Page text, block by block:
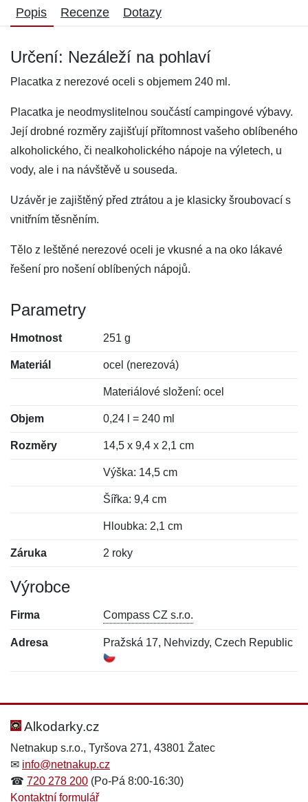
Popis Recenze Dotazy
Určení: Nezáleží na pohlaví
Placatka z nerezové oceli s objemem 240 ml.
Placatka je neodmyslitelnou součástí campingové výbavy.
Její drobné rozměry zajišťují přítomnost vašeho oblíbeného
alkoholického, či nealkoholického nápoje na výletech, u
vody, ale i na návštěvě u souseda.
Uzávěr je zajištěný před ztrátou a je klasicky šroubovací s
vnitřním těsněním.
Tělo z leštěné nerezové oceli je vkusné a na oko lákavé
řešení pro nošení oblíbených nápojů.
Parametry
Hmotnost 251 g
Materiál ocel (nerezová)
Materiálové složení: ocel
Objem 0,24 l = 240 ml
Rozměry 14,5 x 9,4 x 2,1 cm
Výška: 14,5 cm
Šířka: 9,4 cm
Hloubka: 2,1 cm
Záruka 2 roky
Výrobce
Firma Compass CZ s.r.o.
Adresa Pražská 17, Nehvizdy, Czech Republic
Hodnocení:
Jméno: *
Jméno:
E-mail:*
Alkodarky.cz
Netnakup s.r.o., Tyršova 271, 43801 Žatec
✉ info@netnakup.cz
☎ 720 278 200 (Po-Pá 8:00-16:30)
Kontaktní formulář